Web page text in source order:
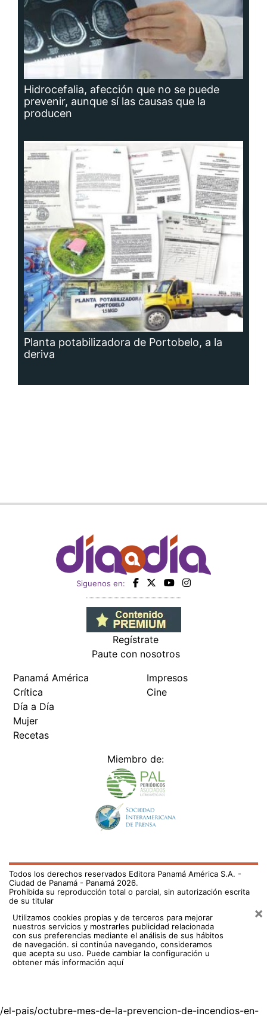
Hidrocefalia, afección que no se puede
prevenir, aunque sí las causas que la
producen
Planta potabilizadora de Portobelo, a la
deriva
Siguenos en:
Regístrate
Paute con nosotros
Panamá América
Crítica
Día a Día
Mujer
Recetas
Impresos
Cine
Miembro de:
Todos los derechos reservados Editora Panamá América S.A. -
Ciudad de Panamá - Panamá 2026.
Prohibida su reproducción total o parcial, sin autorización escrita
de su titular
Utilizamos cookies propias y de terceros para mejorar
nuestros servicios y mostrarles publicidad relacionada
con sus preferencias mediante el análisis de sus hábitos
de navegación. si continúa navegando, consideramos
que acepta su uso. Puede cambiar la configuración u
obtener más información aquí
×
/el-pais/octubre-mes-de-la-prevencion-de-incendios-en-